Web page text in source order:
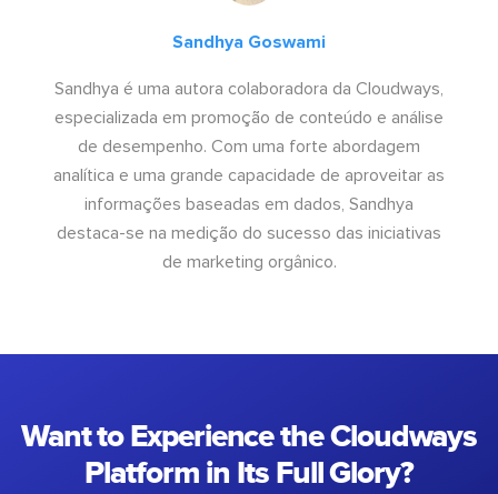
Sandhya Goswami
Sandhya é uma autora colaboradora da Cloudways,
especializada em promoção de conteúdo e análise
de desempenho. Com uma forte abordagem
analítica e uma grande capacidade de aproveitar as
informações baseadas em dados, Sandhya
destaca-se na medição do sucesso das iniciativas
de marketing orgânico.
Want to Experience the Cloudways
Platform in Its Full Glory?